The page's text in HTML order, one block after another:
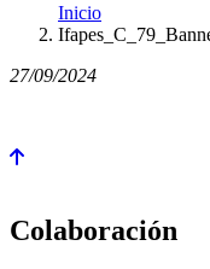
Inicio
27/09/2024
Colaboración